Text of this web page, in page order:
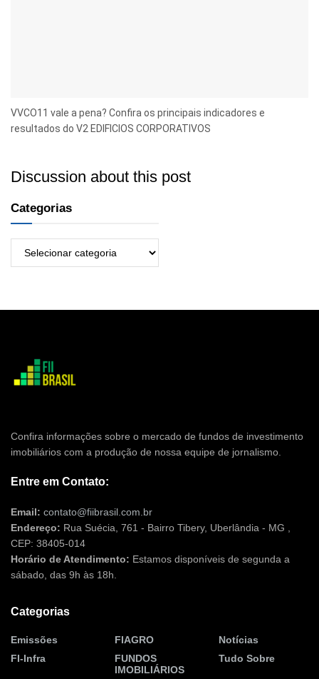
VVCO11 vale a pena? Confira os principais indicadores e
resultados do V2 EDIFICIOS CORPORATIVOS
Discussion about this post
Categorias
Confira informações sobre o mercado de fundos de investimento
imobiliários com a produção de nossa equipe de jornalismo.
Entre em Contato:
Email: contato@fiibrasil.com.br
Endereço: Rua Suécia, 761 - Bairro Tibery, Uberlândia - MG ,
CEP: 38405-014
Horário de Atendimento: Estamos disponíveis de segunda a
sábado, das 9h às 18h.
Categorias
Emissões
FI-Infra
FIAGRO
FUNDOS
IMOBILIÁRIOS
Notícias
Tudo Sobre